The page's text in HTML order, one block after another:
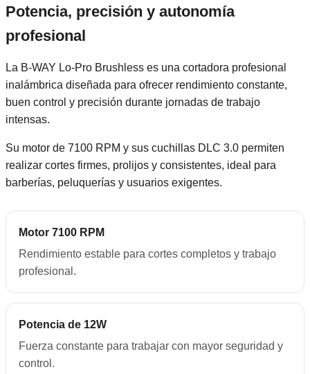
Potencia, precisión y autonomía
profesional
La B-WAY Lo-Pro Brushless es una cortadora profesional
inalámbrica diseñada para ofrecer rendimiento constante,
buen control y precisión durante jornadas de trabajo
intensas.
Su motor de 7100 RPM y sus cuchillas DLC 3.0 permiten
realizar cortes firmes, prolijos y consistentes, ideal para
barberías, peluquerías y usuarios exigentes.
Motor 7100 RPM
Rendimiento estable para cortes completos y trabajo
profesional.
Potencia de 12W
Fuerza constante para trabajar con mayor seguridad y
control.